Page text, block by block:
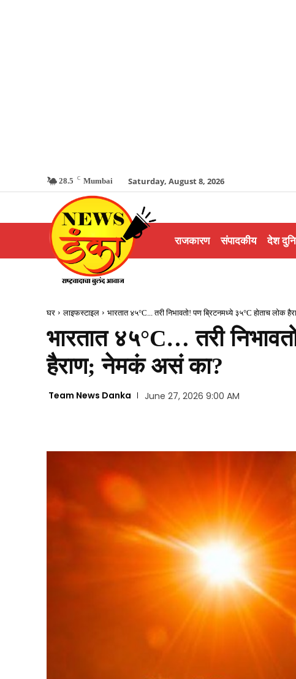
28.5 C Mumbai Saturday, August 8, 2026
राजकारण संपादकीय देश
घर लाइफस्टाइल भारतात ४५°C... तरी निभावतो! पण ब्रिटनमध्ये ३५°C होताच लोक
भारतात ४५°C… तरी
हैराण; नेमकं असं का?
Team News Danka June 27, 2026 9:00 AM